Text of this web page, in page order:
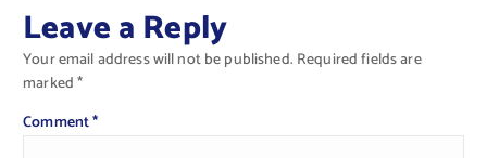
Leave a Reply
Your email address will not be published. Required fields are
marked*
Comment*